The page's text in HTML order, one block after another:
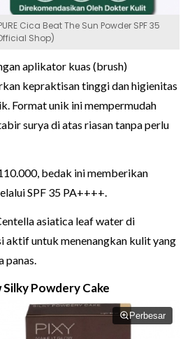
Cica Beat The Sun Powder SPF 35
Shop)
aplikator kuas (brush)
kepraktisan tinggi dan higienitas
Format unik ini mempermudah
surya di atas riasan tanpa perlu
bedak ini memberikan
SPF 35 PA++++.
asiatica leaf water di
aktif untuk menenangkan kulit yang
panas.
Powdery Cake
Perbesar